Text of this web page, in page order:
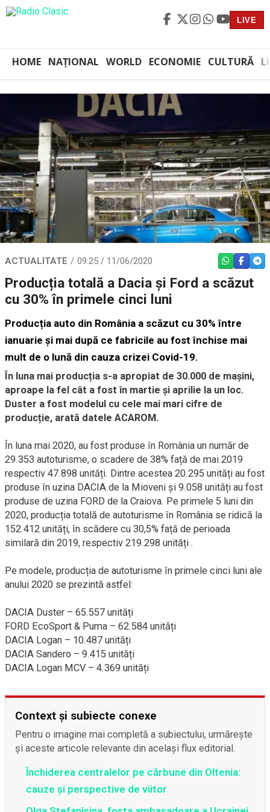
LIVE
HOME NAȚIONAL WORLD ECONOMIE CULTURĂ
ACTUALITATE 09:25 / 11/06/2020 WHATSAPP
Producția totală a Dacia și Ford a scăzut
cu 30% în primele cinci luni
Producția auto din România a scăzut cu 30% între
ianuarie și mai după ce fabricile au fost închise mai
mult de o lună din cauza crizei Covid-19.
În luna mai producția s-a apropiat de 30.000 de mașini,
aproape la fel cât a fost în martie și aprilie la un loc.
Duster a fost modelul cu cele mai mari cifre de
producție, arată datele ACAROM.
În luna mai 2020, au fost produse în România un număr de
29.353 autoturisme, o scadere de 38% față de mai 2019
respectiv 47.898 unități. Dintre acestea 20.295 unități au fost
produse în uzina DACIA de la Mioveni și 9.058 unități au fost
produse de uzina FORD de la Craiova. Pe primele 5 luni din
2020, producția totală de autoturisme în România se ridică la
152.412 unități, în scădere cu 30,5% față de perioada
similară din 2019, respectiv 219.298 unități .
Pe modele, producția de autoturisme în primele cinci luni ale
anului 2020 se prezintă astfel:
DACIA Duster – 65.557 unități
FORD EcoSport & Puma – 62.584 unități
DACIA Logan – 10.487 unități
DACIA Sandero – 9.415 unități
DACIA Logan MCV – 4.369 unități
Context și subiecte conexe
Pentru o imagine mai completă a subiectului, urmărește
și aceste articole relevante din același flux editorial.
Închiderea centralelor pe cărbune din Oltenia:
cauze și perspective de viitor